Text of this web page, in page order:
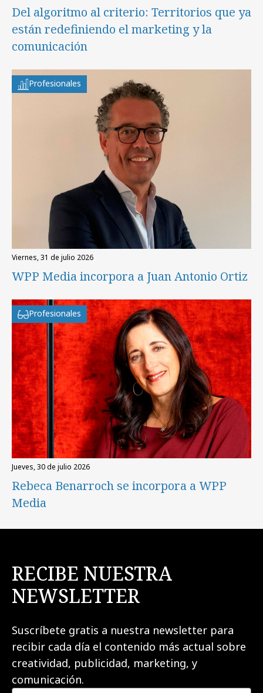
Del algoritmo al criterio: Territorios que ya
están redefiniendo el marketing y la
comunicación
Profesionales
viernes, 31 de julio 2026
WPP Media incorpora a Juan Antonio Ortiz
Profesionales
jueves, 30 de julio 2026
Rebeca Benarroch se incorpora a WPP
Media
RECIBE NUESTRA
NEWSLETTER
Suscríbete gratis a nuestra newsletter para
recibir cada día el contenido más actual sobre
creatividad, publicidad, marketing, y
comunicación.